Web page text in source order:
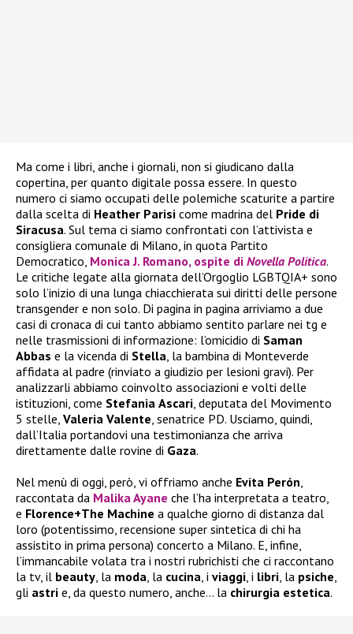
Ma come i libri, anche i giornali, non si giudicano dalla
copertina, per quanto digitale possa essere. In questo
numero ci siamo occupati delle polemiche scaturite a partire
dalla scelta di Heather Parisi come madrina del Pride di
Siracusa. Sul tema ci siamo confrontati con l’attivista e
consigliera comunale di Milano, in quota Partito
Democratico, Monica J. Romano, ospite di Novella Politica.
Le critiche legate alla giornata dell’Orgoglio LGBTQIA+ sono
solo l’inizio di una lunga chiacchierata sui diritti delle persone
transgender e non solo. Di pagina in pagina arriviamo a due
casi di cronaca di cui tanto abbiamo sentito parlare nei tg e
nelle trasmissioni di informazione: l’omicidio di Saman
Abbas e la vicenda di Stella , la bambina di Monteverde
affidata al padre (rinviato a giudizio per lesioni gravi). Per
analizzarli abbiamo coinvolto associazioni e volti delle
istituzioni, come Stefania Ascari , deputata del Movimento
5 stelle, Valeria Valente , senatrice PD. Usciamo, quindi,
dall’Italia portandovi una testimonianza che arriva
direttamente dalle rovine di Gaza.
Nel menù di oggi, però, vi offriamo anche Evita Perón
raccontata da Malika Ayane che l’ha interpretata a teatro,
e Florence+The Machine a qualche giorno di distanza dal
loro (potentissimo, recensione super sintetica di chi ha
assistito in prima persona) concerto a Milano. E, infine,
l’immancabile volata tra i nostri rubrichisti che ci raccontano
la tv, il beauty , la moda , la cucina , i viaggi , i libri , la psiche
gli astri e, da questo numero, anche… la chirurgia estetica.